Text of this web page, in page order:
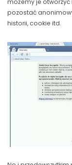
możemy je
pozostać
historii, cookie itd.